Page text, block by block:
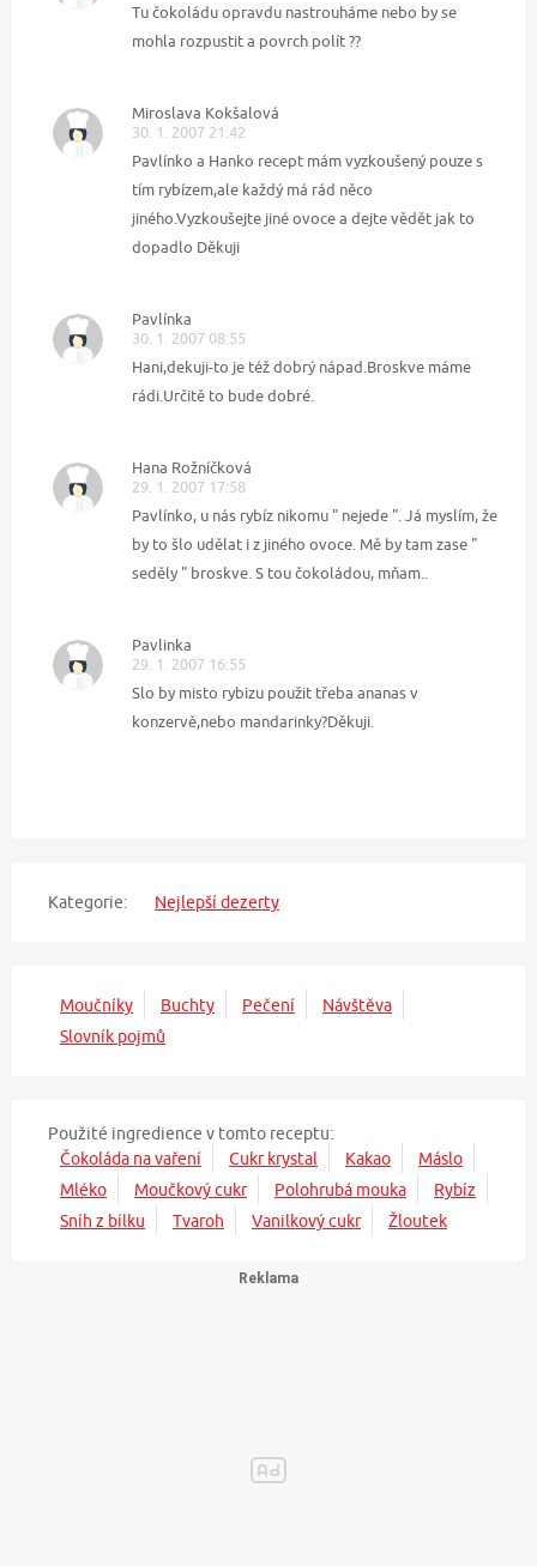
Tu čokoládu opravdu nastrouháme nebo by se
mohla rozpustit a povrch polít ??
Miroslava Kokšalová
30. 1. 2007 21:42
Pavlínko a Hanko recept mám vyzkoušený pouze s
tím rybízem,ale každý má rád něco
jiného.Vyzkoušejte jiné ovoce a dejte vědět jak to
dopadlo Děkuji
Pavlínka
30. 1. 2007 08:55
Hani,dekuji-to je též dobrý nápad.Broskve máme
rádi.Určitě to bude dobré.
Hana Rožníčková
29. 1. 2007 17:58
Pavlínko, u nás rybíz nikomu " nejede ". Já myslím, že
by to šlo udělat i z jiného ovoce. Mě by tam zase "
seděly " broskve. S tou čokoládou, mňam..
Pavlinka
29. 1. 2007 16:55
Slo by misto rybizu použit třeba ananas v
konzervě,nebo mandarinky?Děkuji.
Kategorie: Nejlepší dezerty
Moučníky Buchty Pečení
Návštěva
Slovník pojmů
Použité ingredience v tomto receptu:
Čokoláda na vaření
Cukr krystal Kakao
Máslo
Mléko
Moučkový cukr Polohrubá mouka
Rybíz
Sníh z bílku
Tvaroh Vanilkový cukr Žloutek